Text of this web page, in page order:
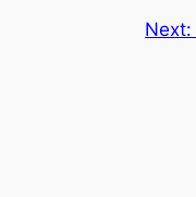
Next: